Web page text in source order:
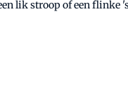
lik stroop of een flinke